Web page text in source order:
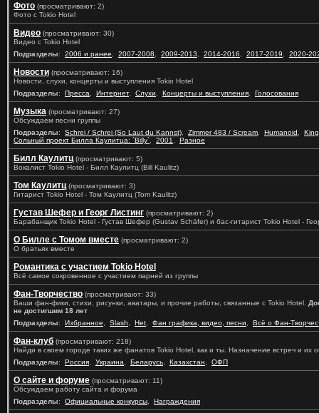
Фото (просматривают: 2)
Фото с Tokio Hotel
Видео (просматривают: 30)
Видео с Tokio Hotel
Подразделы: 2006 и ранее 2007-2008 2009-2013 2014-2016 2017-2019 2020-
Новости (просматривают: 16)
Новости, слухи, концерты и выступления Tokio Hotel
Подразделы: Пресса Интернет, Слухи Концерты и выступления Голосования
Музыка (просматривают: 27)
Обсуждаем песни группы
Подразделы: Schrei / Schrei (So Laut du Kannst) Zimmer 483 / Scream Humanoid
Сольный проект Билла Каулитца: `Billy`
2001 Разное
Билл Каулитц (просматривают: 5)
Вокалист Tokio Hotel - Билл Каулитц (Bill Kaulitz)
Том Каулитц (просматривают: 3)
Гитарист Tokio Hotel - Том Каулитц (Tom Kaulitz)
Густав Шефер и Георг Листинг (просматривают: 2)
Барабанщик Tokio Hotel - Густав Шефер (Gustav Schäfer) и бас-гитарист Tokio Hotel -
О Билле с Томом вместе (просматривают: 2)
О братьях вместе
Романтика с участием Tokio Hotel
Всё самое сокровенное с участием парней из группы
Фан-Творчество (просматривают: 33)
Ваши фан-фики, стихи, рисунки, аватары, и прочие работы, связанные с Tokio Hotel.
не достигшим 18 лет
Подразделы: Избранное Slash Het Фан графика, видео, песни Всё о Фан-
Фан-клуб (просматривают: 218)
Найди в своем городе таких же фанатов Tokio Hotel, как и ты. Назначение встреч и их
Подразделы: Россия Украина Беларусь Казахстан ОФП
О сайте и форуме (просматривают: 11)
Обсуждаем работу сайта и форума
Подразделы: Официальные конкурсы Награждения